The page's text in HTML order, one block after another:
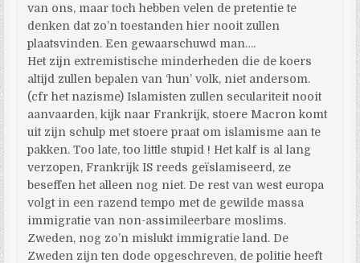
van ons, maar toch hebben velen de pretentie te
denken dat zo’n toestanden hier nooit zullen
plaatsvinden. Een gewaarschuwd man….
Het zijn extremistische minderheden die de koers
altijd zullen bepalen van ‘hun’ volk, niet andersom.
(cfr het nazisme) Islamisten zullen seculariteit nooit
aanvaarden, kijk naar Frankrijk, stoere Macron komt
uit zijn schulp met stoere praat om islamisme aan te
pakken. Too late, too little stupid ! Het kalf is al lang
verzopen, Frankrijk IS reeds geïslamiseerd, ze
beseffen het alleen nog niet. De rest van west europa
volgt in een razend tempo met de gewilde massa
immigratie van non-assimileerbare moslims.
Zweden, nog zo’n mislukt immigratie land. De
Zweden zijn ten dode opgeschreven, de politie heeft